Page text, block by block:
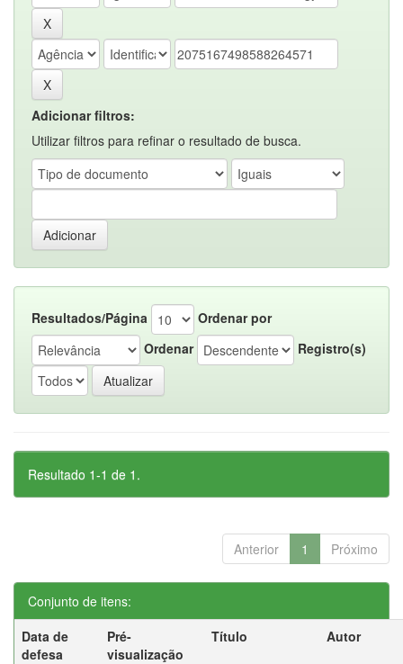
Adicionar filtros:
Utilizar filtros para refinar o resultado de busca.
Resultados/Página
Ordenar por
Ordenar
Registro(s)
Resultado 1-1 de 1.
Anterior 1 Próximo
Conjunto de itens:
Data de
defesa
Pré-
visualização
Título Autor